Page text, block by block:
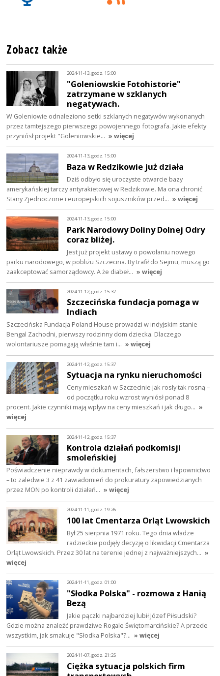
Zobacz także
2024-11-13, godz. 15:00
"Goleniowskie Fotohistorie"
zatrzymane w szklanych
negatywach.
W Goleniowie odnaleziono setki szklanych negatywów wykonanych
przez tamtejszego pierwszego powojennego fotografa. Jakie efekty
przyniósł projekt "Goleniowskie… » więcej
2024-11-13, godz. 15:00
Baza w Redzikowie już działa
Dziś odbyło się uroczyste otwarcie bazy
amerykańskiej tarczy antyrakietowej w Redzikowie. Ma ona chronić
Stany Zjednoczone i europejskich sojuszników przed… » więcej
2024-11-13, godz. 15:00
Park Narodowy Doliny Dolnej Odry
coraz bliżej.
Jest już projekt ustawy o powołaniu nowego
parku narodowego, w pobliżu Szczecina. By trafił do Sejmu, muszą go
zaakceptować samorządowcy. A że diabeł… » więcej
2024-11-12, godz. 15:37
Szczecińska fundacja pomaga w
Indiach
Szczecińska Fundacja Poland House prowadzi w indyjskim stanie
Bengal Zachodni, pierwszy rodzinny dom dziecka. Dlaczego
wolontariusze pomagają właśnie tam i… » więcej
2024-11-12, godz. 15:37
Sytuacja na rynku nieruchomości
Ceny mieszkań w Szczecinie jak rosły tak rosną –
od początku roku wzrost wyniósł ponad 8
procent. Jakie czynniki mają wpływ na ceny mieszkań i jak długo… »
więcej
2024-11-12, godz. 15:37
Kontrola działań podkomisji
smoleńskiej
Poświadczenie nieprawdy w dokumentach, fałszerstwo i łapownictwo
– to zaledwie 3 z 41 zawiadomień do prokuratury zapowiedzianych
przez MON po kontroli działań… » więcej
2024-11-11, godz. 19:26
100 lat Cmentarza Orląt Lwowskich
Był 25 sierpnia 1971 roku. Tego dnia władze
radzieckie podjęły decyzję o likwidacji Cmentarza
Orląt Lwowskich. Przez 30 lat na terenie jednej z najważniejszych… »
więcej
2024-11-11, godz. 01:00
"Słodka Polska" - rozmowa z Hanią
Bezą
Jakie pączki najbardziej lubił Józef Piłsudski?
Gdzie można znaleźć prawdziwe Rogale Świętomarcińskie? A przede
wszystkim, jak smakuje "Słodka Polska"?… » więcej
2024-11-07, godz. 21:25
Ciężka sytuacja polskich firm